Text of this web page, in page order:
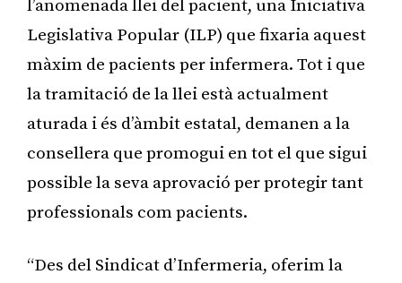
l’anomenada llei del pacient, una Iniciativa
Legislativa Popular (ILP) que fixaria aquest
màxim de pacients per infermera. Tot i que
la tramitació de la llei està actualment
aturada i és d’àmbit estatal, demanen a la
consellera que promogui en tot el que sigui
possible la seva aprovació per protegir tant
professionals com pacients.
“Des del Sindicat d’Infermeria, oferim la